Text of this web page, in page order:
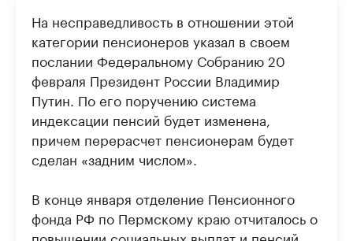
На несправедливость в отношении этой
категории пенсионеров указал в своем
послании Федеральному Собранию 20
февраля Президент России Владимир
Путин. По его поручению система
индексации пенсий будет изменена,
причем перерасчет пенсионерам будет
сделан «задним числом».
В конце января отделение Пенсионного
фонда РФ по Пермскому краю отчиталось о
повышении социальных выплат и пенсий